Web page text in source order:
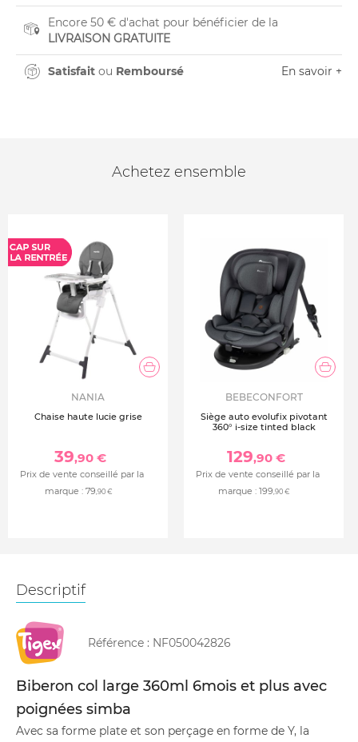
Encore 50 € d'achat pour bénéficier de la
LIVRAISON GRATUITE
Satisfait ou Remboursé En savoir +
Achetez ensemble
NANIA
Chaise haute lucie grise
39,90 €
Prix de vente conseillé par la
marque : 79,90 €
BEBECONFORT
Siège auto evolufix pivotant
360° i-size tinted black
129,90 €
Prix de vente conseillé par la
marque : 199,90 €
Descriptif
Référence : NF050042826
Biberon col large 360ml 6mois et plus avec
poignées simba
Avec sa forme plate et son perçage en forme de Y, la